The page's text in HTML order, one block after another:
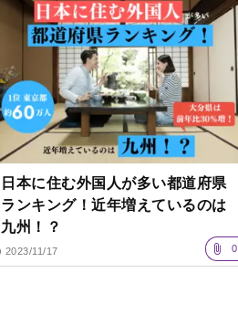
日本に住む外国人が多い都道府県
ランキング！近年増えているのは
九州！？
2023/11/17 0